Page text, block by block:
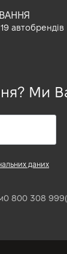
автобрендів
Ми
даних
0 800 308 999